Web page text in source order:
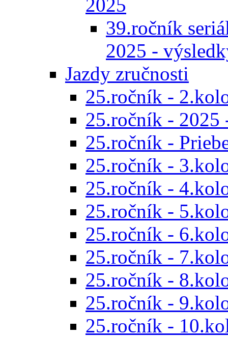
2025
39.ročník
2025 -
Jazdy zručnosti
25.ročník -
25.ročník - 2025
25.ročník -
25.ročník -
25.ročník -
25.ročník -
25.ročník -
25.ročník -
25.ročník -
25.ročník -
25.ročník -